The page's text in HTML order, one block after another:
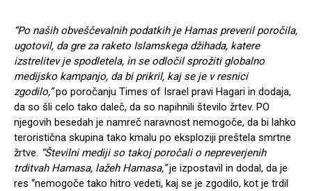
“Po naših obveščevalnih podatkih je Hamas preveril poročila,
ugotovil, da gre za raketo Islamskega džihada, katere
izstrelitev je spodletela, in se odločil sprožiti globalno
medijsko kampanjo, da bi prikril, kaj se je v resnici
zgodilo,”po poročanju Times of Israel pravi Hagari in dodaja,
da so šli celo tako daleč, da so napihnili število žrtev. PO
njegovih besedah je namreč naravnost nemogoče, da bi lahko
teroristična skupina tako kmalu po eksploziji preštela smrtne
žrtve. “Številni mediji so takoj poročali o nepreverjenih
trditvah Hamasa, lažeh Hamasa,”je izpostavil in dodal, da je
res “nemogoče tako hitro vedeti, kaj se je zgodilo, kot je trdil